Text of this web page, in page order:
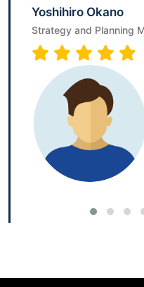
Manager